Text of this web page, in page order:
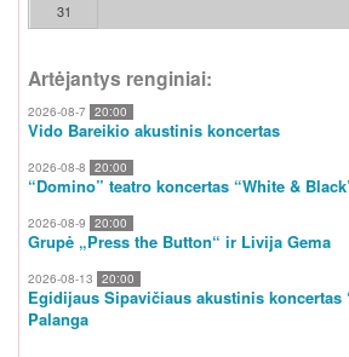
31
Artėjantys renginiai:
2026-08-7 20:00
Vido Bareikio akustinis koncertas
2026-08-8 20:00
“Domino” teatro koncertas “White &
2026-08-9 20:00
Grupė „Press the Button“ ir Livija Gema
2026-08-13 20:00
Egidijaus Sipavičiaus akustinis koncertas
Palanga